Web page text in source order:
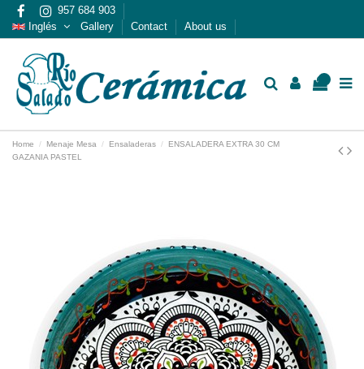
957 684 903
Inglés
Gallery Contact About us
Home Menaje Mesa Ensaladeras
ENSALADERA EXTRA 30 CM
GAZANIA PASTEL